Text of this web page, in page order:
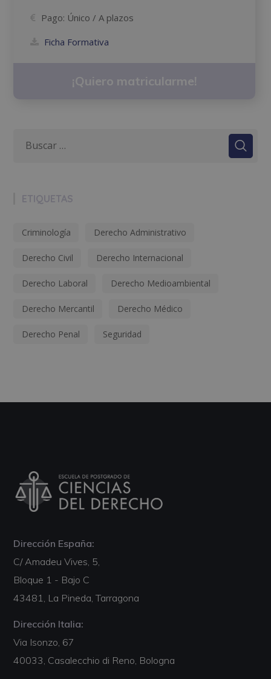
Pago: Único / A plazos
Ficha Formativa
¡Quiero matricularme!
ETIQUETAS
Criminología Derecho Administrativo
Derecho Civil Derecho Internacional
Derecho Laboral Derecho Medioambiental
Derecho Mercantil Derecho Médico
Derecho Penal Seguridad
Dirección España:
C/ Amadeu Vives, 5,
Bloque 1 - Bajo C
43481, La Pineda, Tarragona
Dirección Italia:
Via Isonzo, 67
40033, Casalecchio di Reno, Bologna